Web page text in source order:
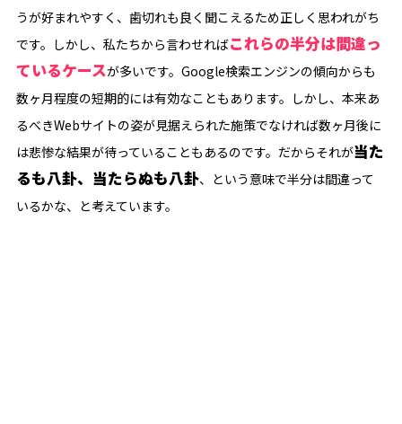
うが好まれやすく、歯切れも良く聞こえるため正しく思われがち
です。しかし、私たちから言わせればこれらの半分は間違っ
ているケースが多いです。Google検索エンジンの傾向からも
数ヶ月程度の短期的には有効なこともあります。しかし、本来あ
るべきWebサイトの姿が見据えられた施策でなければ数ヶ月後に
は悲惨な結果が待っていることもあるのです。だからそれが当た
るも八卦、当たらぬも八卦、という意味で半分は間違って
いるかな、と考えています。